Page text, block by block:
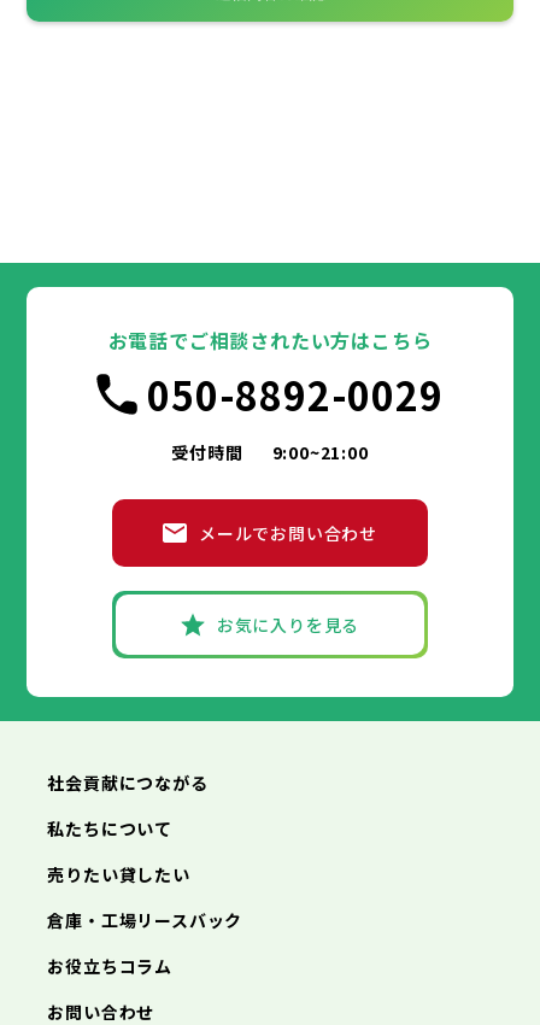
お電話でご相談されたい方はこちら
050-8892-0029
受付時間 9:00~21:00
メールでお問い合わせ
お気に入りを見る
社会貢献につながる
私たちについて
売りたい貸したい
倉庫・工場リースバック
お役立ちコラム
お問い合わせ